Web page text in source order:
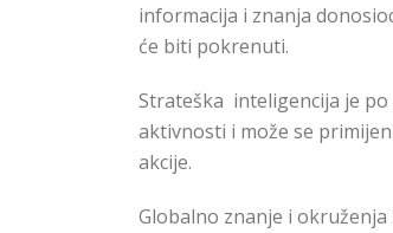
informacija i znanja
će biti pokrenuti.
Strateška inteligencija je
aktivnosti i može se
akcije.
Globalno znanje i